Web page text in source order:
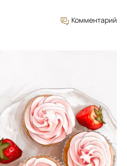
Комментарий